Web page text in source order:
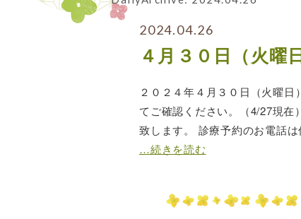
2024.04.26
４月３０日（火曜
２０２４年４月３０日（火曜
てご確認ください。（4/27現在
致します。 診療予約のお電話
…続きを読む